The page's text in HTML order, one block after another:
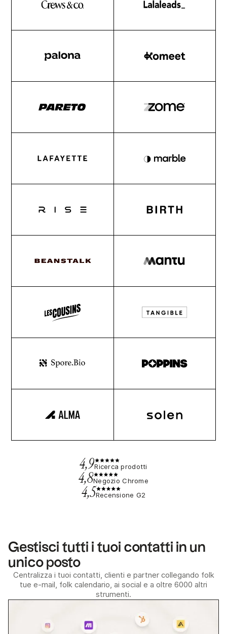
4,9Ricerca prodotti
4,8Negozio Chrome
4,5Recensione G2
Gestisci tutti i tuoi contatti in un
unico posto
Centralizza i tuoi contatti, clienti e partner collegando folk
tue e-mail, folk calendario, ai social e a oltre 6000 altri
strumenti.